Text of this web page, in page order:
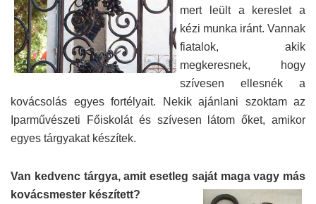
mert leült a kereslet a
kézi munka iránt. Vannak
fiatalok, akik
megkeresnek, hogy
szívesen ellesnék a
kovácsolás egyes fortélyait. Nekik ajánlani szoktam az
Iparművészeti Főiskolát és szívesen látom őket, amikor
egyes tárgyakat készítek.
Van kedvenc tárgya, amit esetleg saját maga vagy más
kovácsmester készített?